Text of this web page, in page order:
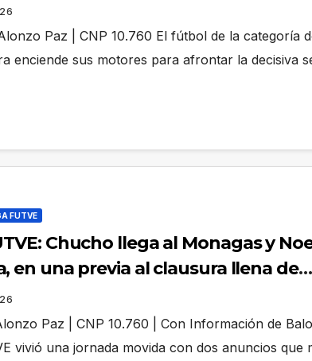
Paz | CNP 10.760 El fútbol de la categoría
enciende sus motores para afrontar la decisiva
FUTVE
Chucho llega al Monagas y
en una previa al clausura llena de
Paz | CNP 10.760 | Con Información de
vivió una jornada movida con dos anuncios que